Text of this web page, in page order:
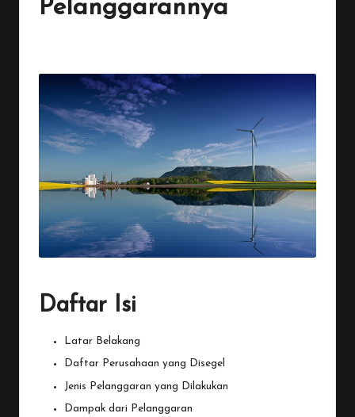
Pelanggarannya
Daftar Isi
Latar Belakang
Daftar Perusahaan yang Disegel
Jenis Pelanggaran yang Dilakukan
Dampak dari Pelanggaran